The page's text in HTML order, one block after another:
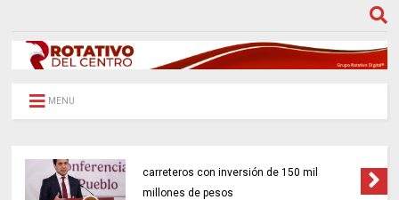
MENU
carreteros con inversión de 150 mil
millones de pesos